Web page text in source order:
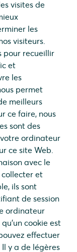
visites de
les
visiteurs.
pour recueillir
et
les
permet
meilleurs
ce faire, nous
sont des
ordinateur
ce site Web.
avec le
et
ils sont
de session
ordinateur
cookie est
effectuer
y a de légères